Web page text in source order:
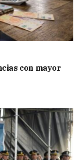
con mayor